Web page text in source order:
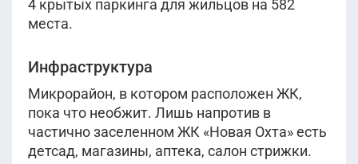
4 крытых паркинга для жильцов на 582
места.
Инфраструктура
Микрорайон, в котором расположен ЖК,
пока что необжит. Лишь напротив в
частично заселенном ЖК «Новая Охта» есть
детсад, магазины, аптека, салон стрижки.